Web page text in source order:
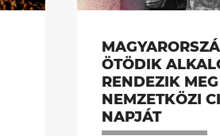
ÖTÖDIK
RENDEZIK
NEMZETKÖZI
NAPJÁT